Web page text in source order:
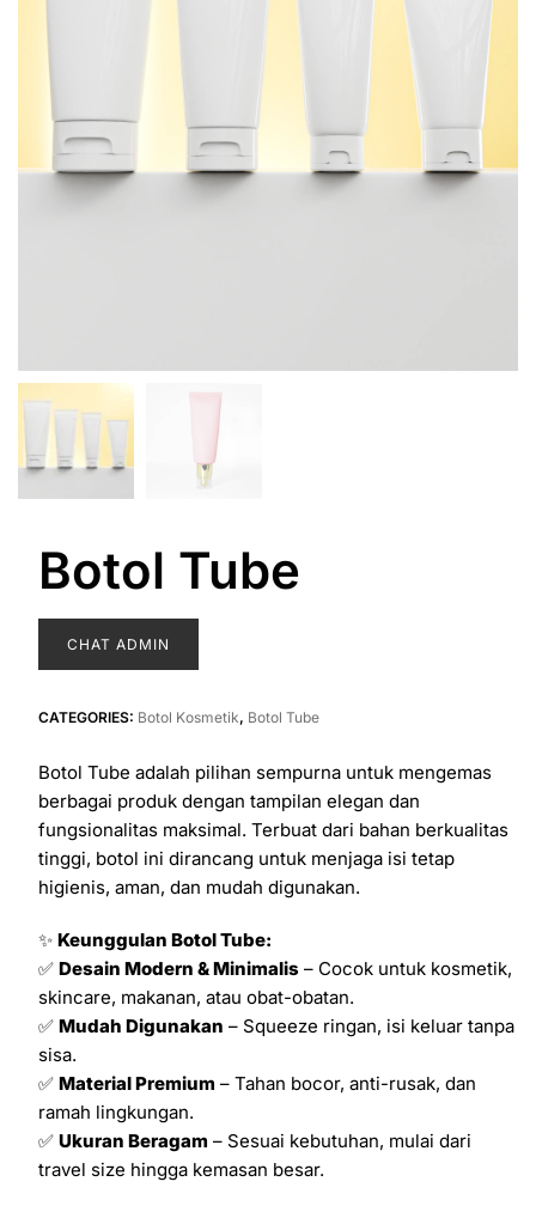
Botol Tube
CHAT ADMIN
CATEGORIES: Botol Kosmetik, Botol Tube
Botol Tube adalah pilihan sempurna untuk mengemas
berbagai produk dengan tampilan elegan dan
fungsionalitas maksimal. Terbuat dari bahan berkualitas
tinggi, botol ini dirancang untuk menjaga isi tetap
higienis, aman, dan mudah digunakan.
✨ Keunggulan Botol Tube:
✅ Desain Modern & Minimalis– Cocok untuk kosmetik,
skincare, makanan, atau obat-obatan.
✅ Mudah Digunakan – Squeeze ringan, isi keluar tanpa
sisa.
✅ Material Premium – Tahan bocor, anti-rusak, dan
ramah lingkungan.
✅ Ukuran Beragam – Sesuai kebutuhan, mulai dari
travel size hingga kemasan besar.